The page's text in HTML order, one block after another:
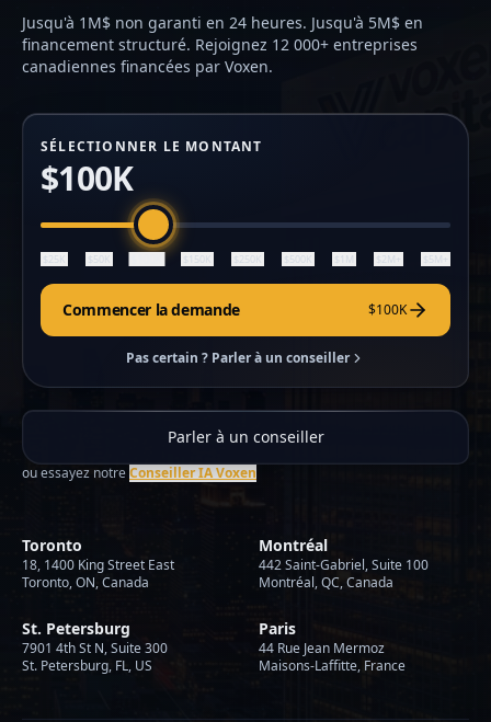
Jusqu'à 1M$ non garanti en 24 heures. Jusqu'à 5M$ en
financement structuré. Rejoignez 12 000+ entreprises
canadiennes financées par Voxen.
SÉLECTIONNER LE MONTANT
$100K
$25K $50K $150K $250K $500K $1M $2M+ $5M+
Commencer la demande $100K
Pas certain ? Parler à un conseiller
Parler à un conseiller
ou essayez notreConseiller IA Voxen
Toronto
18, 1400 King Street East
Toronto, ON, Canada
Montréal
442 Saint-Gabriel, Suite 100
Montréal, QC, Canada
St. Petersburg
7901 4th St N, Suite 300
St. Petersburg, FL, US
Paris
44 Rue Jean Mermoz
Maisons-Laffitte, France